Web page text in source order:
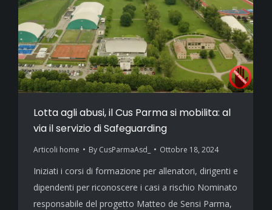
Lotta agli abusi, il Cus Parma si mobilita: al
via il servizio di Safeguarding
Articoli home By CusParmaAsd_ Ottobre 18, 2024
Iniziati i corsi di formazione per allenatori, dirigenti e
dipendenti per riconoscere i casi a rischio Nominato
responsabile del progetto Matteo de Sensi Parma,